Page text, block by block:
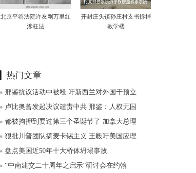
北京平谷法院许友刚万里红
涉枉法
开封庄头镇孙庄村支书拆掉
教学楼
热门文章
邢鉴抗议活动中被殴 吁新西兰对外国干预立
卢比奥曾发起决议谴责中共 邢鉴：人权无国
都被拘押到要过第三个圣诞节了 加拿大总理
狠批川普团队搞麦卡锡主义 王毅吁美国应理
盘点美国近50年十大桥体坍塌事故
“中南建交二十周年之启示”研讨会在约翰